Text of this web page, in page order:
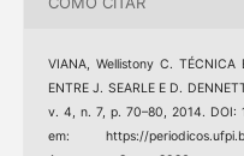
VIANA, Wellistony C. TÉCNICA
ENTRE J. SEARLE E D.
v. 4, n. 7, p. 70–80, 2014. DOI:
em: https://